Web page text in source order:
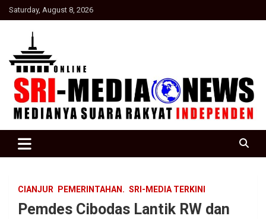
Skip
to
Saturday, August 8, 2026
SRI Media news
CIANJUR PEMERINTAHAN. SRI-MEDIA TERKINI
Pemdes Cibodas Lantik RW dan